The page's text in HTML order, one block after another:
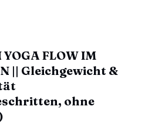
FLOW IM
|| Gleichgewicht &
ohne